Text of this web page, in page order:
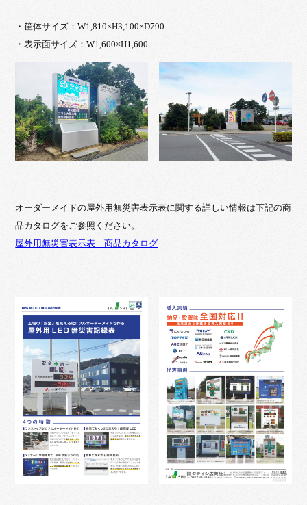
・筐体サイズ：W1,810×H3,100×D790
・表示面サイズ：W1,600×H1,600
オーダーメイドの屋外用無災害表示表に関する詳しい情報は下記の商
品カタログをご参照ください。
屋外用無災害表示表 商品カタログ